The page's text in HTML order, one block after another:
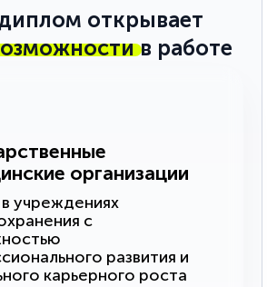
открывает
в работе
организации
учреждениях
с
развития и
карьерного роста